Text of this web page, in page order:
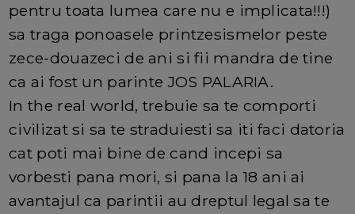
pentru toata lumea care nu e implicata!!!)
sa traga ponoasele printzesismelor peste
zece-douazeci de ani si fii mandra de tine
ca ai fost un parinte JOS PALARIA.
In the real world, trebuie sa te comporti
civilizat si sa te straduiesti sa iti faci datoria
cat poti mai bine de cand incepi sa
vorbesti pana mori, si pana la 18 ani ai
avantajul ca parintii au dreptul legal sa te